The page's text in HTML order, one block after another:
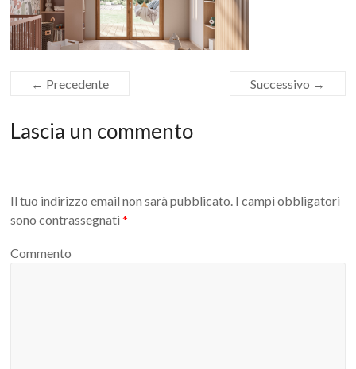
← Precedente Successivo →
Lascia un commento
Il tuo indirizzo email non sarà pubblicato. I campi obbligatori
sono contrassegnati*
Commento